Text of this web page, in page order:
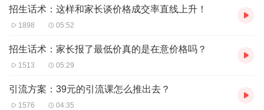
招生话术：这样和家长谈价格成交率直线上升！
1898 05:52
招生话术：家长报了最低价真的是在意价格吗？
1513 05:29
引流方案：39元的引流课怎么推出去？
1576 04:35